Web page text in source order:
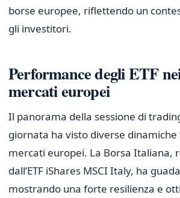
borse europee, riflettendo un
gli investitori.
Performance degli ETF
mercati europei
Il panorama della sessione di
giornata ha visto diverse
mercati europei. La Borsa Italiana,
dall’ETF iShares MSCI Italy, ha
mostrando una forte resilienza e